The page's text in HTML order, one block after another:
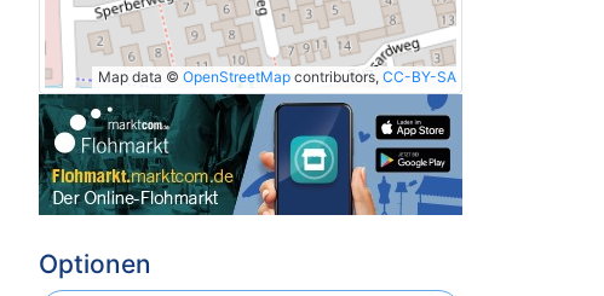
Map data © OpenStreetMap contributors, CC-BY-SA
Optionen